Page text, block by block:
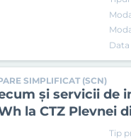
SIMPLIFICAT (SCN)
și servicii de
la CTZ Plevnei
Tip